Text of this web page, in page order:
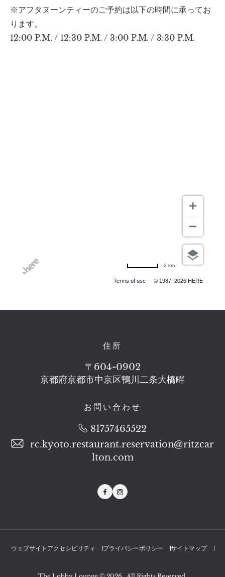
※アフタヌーンティーのご予約は以下の時間に承ってお
ります。
12:00 P.M. / 12:30 P.M. / 3:00 P.M. / 3:30 P.M.
Terms of use © 1987–2026 HERE
2 km
住所
〒604-0902
京都府京都市中京区鴨川二条大橋畔​
お問い合わせ
81757465522
rc.kyoto.restaurant.reservation@ritzcar
lton.com
FacebookInstagram
ウェブサイトアクセシビリティ プライバシーポリシー サイトマップ